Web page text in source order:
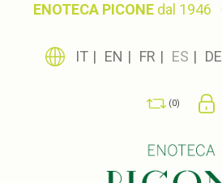
ENOTECA PICONE dal 1946
IT EN FR ES DE
0